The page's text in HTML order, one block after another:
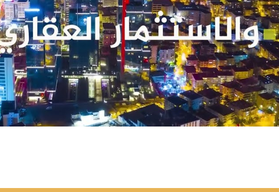
في منطقة سنجاك تبه
: هي أكبر غابة في اسطنبول، تمتد على مساحة 550 كم مربع، وتضم
يمكنك أيضاً ممارسة العديد من الأنشطة في الغابة، مثل ركوب الدراجات
يعرض تاريخ الطيران في تركيا والعالم، ويضم مجموعة من الطائرات والمروحيات
القديمة حتى اليوم، ومشاهدة عروض طيران حية ومحاكاة الطيران في غرفة
عام يقع في قلب منطقة سنجاك تبه، ويشمل مساحات خضراء واسعة وملاعب